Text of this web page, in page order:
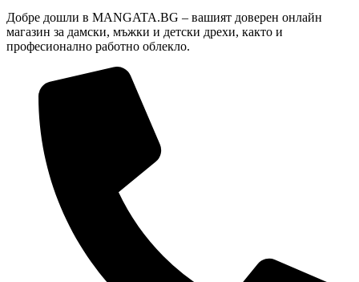
on
the
product
Добре дошли в MANGATA.BG – вашият доверен онлайн
магазин за дамски, мъжки и детски дрехи, както и
професионално работно облекло.